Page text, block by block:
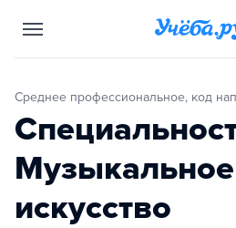
Среднее профессиональное, код
Музыкальное
искусство